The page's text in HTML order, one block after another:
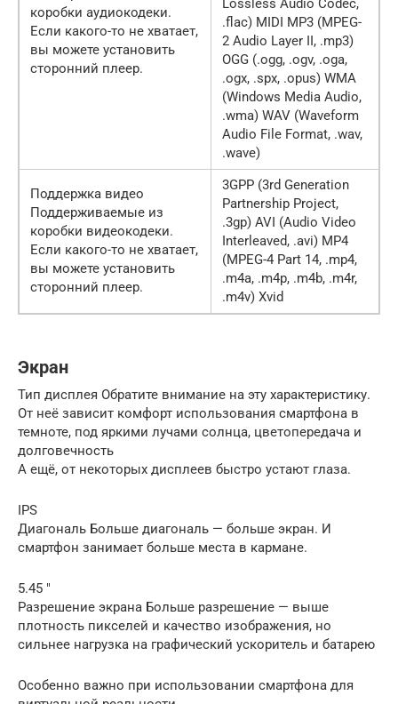
коробки аудиокодеки.
Если какого-то не хватает,
вы можете установить
сторонний плеер.
.flac) MIDI MP3 (MPEG-
2 Audio Layer II, .mp3)
OGG (.ogg, .ogv, .oga,
.ogx, .spx, .opus) WMA
(Windows Media Audio,
.wma) WAV (Waveform
Audio File Format, .wav,
.wave)
Поддержка видео
Поддерживаемые из
коробки видеокодеки.
Если какого-то не хватает,
вы можете установить
сторонний плеер.
3GPP (3rd Generation
Partnership Project,
.3gp) AVI (Audio Video
Interleaved, .avi) MP4
(MPEG-4 Part 14, .mp4,
.m4a, .m4p, .m4b, .m4r,
.m4v) Xvid
Экран
Тип дисплея Обратите внимание на эту характеристику.
От неё зависит комфорт использования смартфона в
темноте, под яркими лучами солнца, цветопередача и
долговечность
А ещё, от некоторых дисплеев быстро устают глаза.
IPS
Диагональ Больше диагональ — больше экран. И
смартфон занимает больше места в кармане.
5.45 ″
Разрешение экрана Больше разрешение — выше
плотность пикселей и качество изображения, но
сильнее нагрузка на графический ускоритель и батарею
Особенно важно при использовании смартфона для